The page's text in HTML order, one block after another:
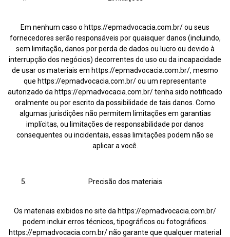
Em nenhum caso o https://epmadvocacia.com.br/ ou seus
fornecedores serão responsáveis por quaisquer danos (incluindo,
sem limitação, danos por perda de dados ou lucro ou devido à
interrupção dos negócios) decorrentes do uso ou da incapacidade
de usar os materiais em https://epmadvocacia.com.br/, mesmo
que https://epmadvocacia.com.br/ ou um representante
autorizado da https://epmadvocacia.com.br/ tenha sido notificado
oralmente ou por escrito da possibilidade de tais danos. Como
algumas jurisdições não permitem limitações em garantias
implícitas, ou limitações de responsabilidade por danos
consequentes ou incidentais, essas limitações podem não se
aplicar a você.
Precisão dos materiais
Os materiais exibidos no site da https://epmadvocacia.com.br/
podem incluir erros técnicos, tipográficos ou fotográficos.
https://epmadvocacia.com.br/ não garante que qualquer material